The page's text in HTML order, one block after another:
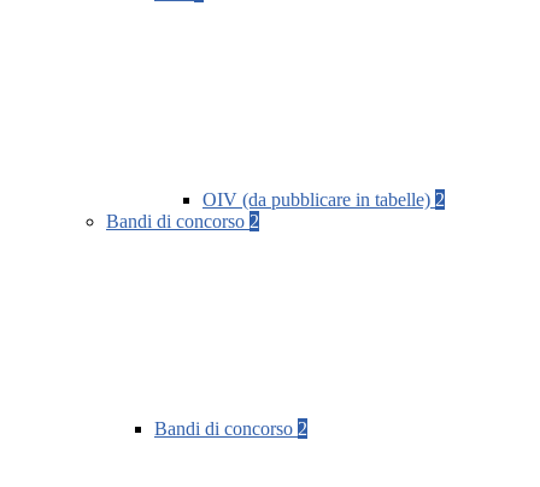
OIV (da pubblicare in tabelle) 2
Bandi di concorso 2
Bandi di concorso 2